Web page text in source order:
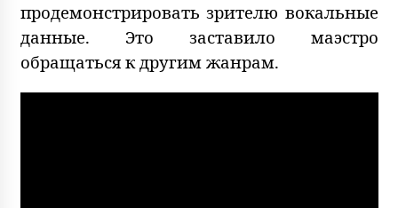
продемонстрировать зрителю вокальные
данные. Это заставило маэстро
обращаться к другим жанрам.